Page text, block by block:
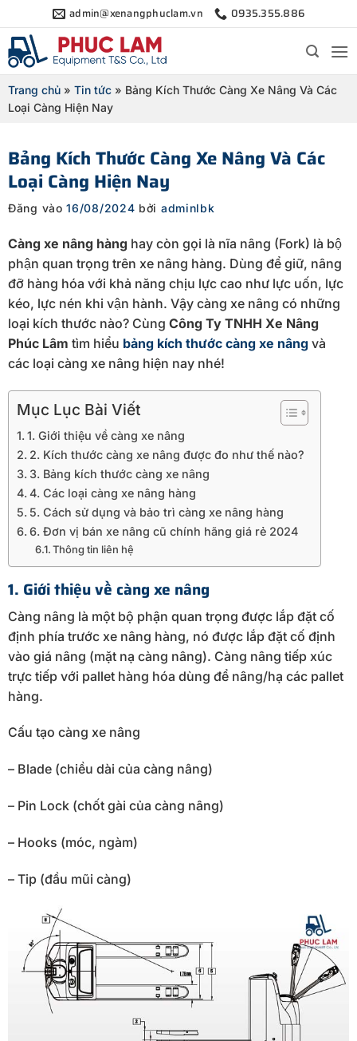
qua
nội
dung
admin@xenangphuclam.vn 0935.355.886
Trang chủ » Tin tức » Bảng Kích Thước Càng Xe Nâng Và Các
Loại Càng Hiện Nay
Bảng Kích Thước Càng Xe Nâng Và Các
Loại Càng Hiện Nay
Đăng vào16/08/2024 bởi adminlbk
Càng xe nâng hàng hay còn gọi là nĩa nâng (Fork) là bộ
phận quan trọng trên xe nâng hàng. Dùng để giữ, nâng
đỡ hàng hóa với khả năng chịu lực cao như lực uốn, lực
kéo, lực nén khi vận hành. Vậy càng xe nâng có những
loại kích thước nào? Cùng Công Ty TNHH Xe Nâng
Phúc Lâm tìm hiểu bảng kích thước càng xe nâng và
các loại càng xe nâng hiện nay nhé!
Mục Lục Bài Viết
1. Giới thiệu về càng xe nâng
2. Kích thước càng xe nâng được đo như thế nào?
3. Bảng kích thước càng xe nâng
4. Các loại càng xe nâng hàng
5. Cách sử dụng và bảo trì càng xe nâng hàng
6. Đơn vị bán xe nâng cũ chính hãng giá rẻ 2024
Thông tin liên hệ
1. Giới thiệu về càng xe nâng
Càng nâng là một bộ phận quan trọng được lắp đặt cố
định phía trước xe nâng hàng, nó được lắp đặt cố định
vào giá nâng (mặt nạ càng nâng). Càng nâng tiếp xúc
trực tiếp với pallet hàng hóa dùng để nâng/hạ các pallet
hàng.
Cấu tạo càng xe nâng
– Blade (chiều dài của càng nâng)
– Pin Lock (chốt gài của càng nâng)
– Hooks (móc, ngàm)
– Tip (đầu mũi càng)